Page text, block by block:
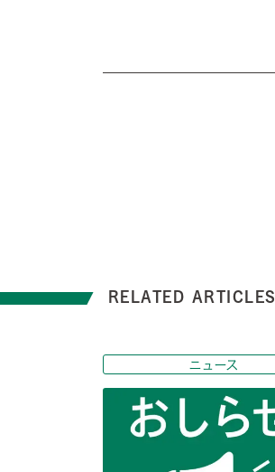
RELATED ARTICLES
ニュース